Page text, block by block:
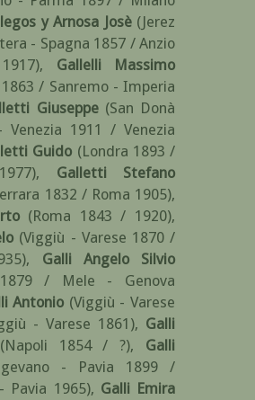
y Arnosa Josè (Jerez
- Spagna 1857 / Anzio
, Gallelli Massimo
1863 / Sanremo - Imperia
Giuseppe (San Donà
Venezia 1911 / Venezia
Guido (Londra 1893 /
, Galletti Stefano
1832 / Roma 1905),
(Roma 1843 / 1920),
(Viggiù - Varese 1870 /
, Galli Angelo Silvio
1879 / Mele - Genova
Antonio (Viggiù - Varese
- Varese 1861), Galli
(Napoli 1854 / ?), Galli
- Pavia 1899 /
Pavia 1965), Galli Emira